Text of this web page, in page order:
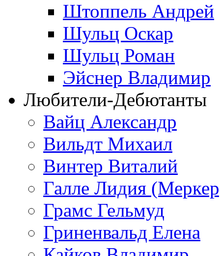
Штоппель Андрей
Шульц Оскар
Шульц Роман
Эйснер Владимир
Любители-Дебютанты
Вайц Александр
Вильдт Михаил
Винтер Виталий
Галле Лидия
Грамс Гельмуд
Гриненвальд Елена